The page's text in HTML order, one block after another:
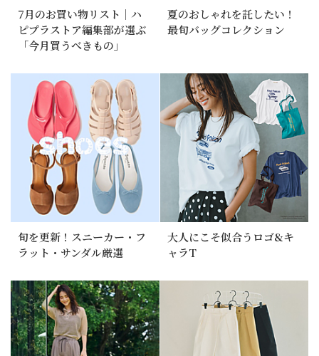
7月のお買い物リスト｜ハ
ピプラストア編集部が選ぶ
「今月買うべきもの」
夏のおしゃれを託したい！
最旬バッグコレクション
旬を更新！スニーカー・フ
ラット・サンダル厳選
大人にこそ似合うロゴ&キ
ャラT